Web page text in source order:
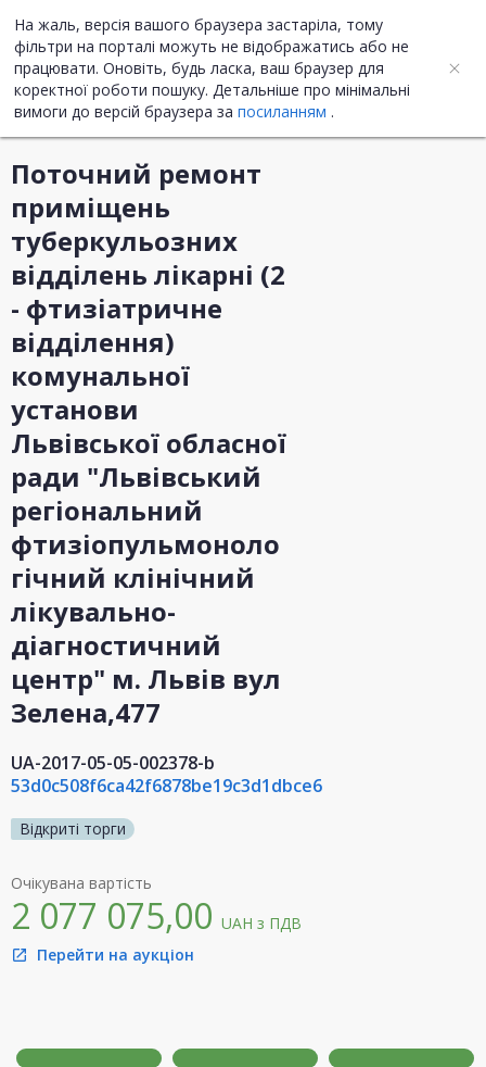
На жаль, версія вашого браузера застаріла, тому
фільтри на порталі можуть не відображатись або не
працювати. Оновіть, будь ласка, ваш браузер для
коректної роботи пошуку. Детальніше про мінімальні
вимоги до версій браузера за посиланням .
UA ENG
Інформація про закупівлю
Поточний ремонт
приміщень
туберкульозних
відділень лікарні (2
- фтизіатричне
відділення)
комунальної
установи
Львівської обласної
ради "Львівський
регіональний
фтизіопульмоноло
гічний клінічний
лікувально-
діагностичний
центр" м. Львів вул
Зелена,477
UA-2017-05-05-002378-b
53d0c508f6ca42f6878be19c3d1dbce6
Відкриті торги
Очікувана вартість
2 077 075,00 UAH з ПДВ
open_in_new Перейти на аукціон